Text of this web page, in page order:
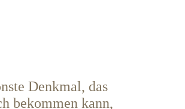
Denkmal, das
bekommen kann,